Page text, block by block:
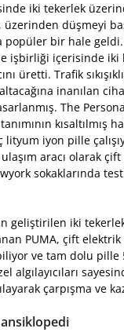
iki tekerlek
üzerinden düşmeyi
popüler bir hale
işbirliği içerisinde iki
üretti. Trafik
inanılan
The
kısaltılmış
lityum iyon pille
aracı olarak
sokaklarında
geliştirilen iki
PUMA, çift
ve tam dolu pille
algılayıcıları
çarpışma ve